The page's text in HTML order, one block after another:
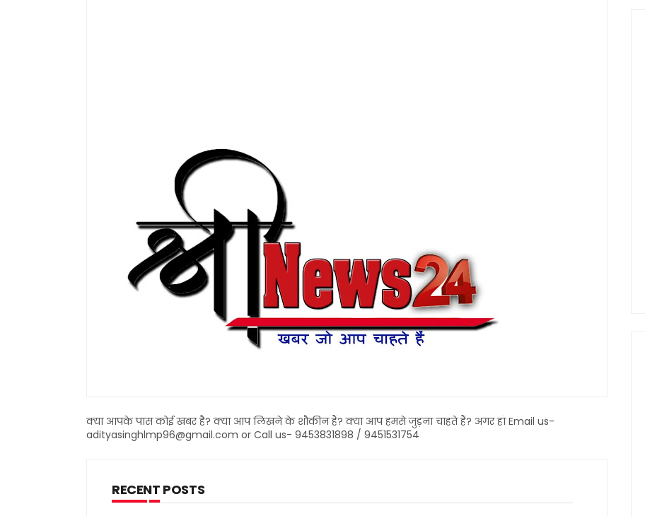
क्या आपके पास कोई खबर है? क्या आप लिखने के शौकीन हैं? क्या आप हमसे जुड़ना चाहते हैं? अगर हां Email us-
adityasinghlmp96@gmail.com or Call us- 9453831898 / 9451531754
RECENT POSTS